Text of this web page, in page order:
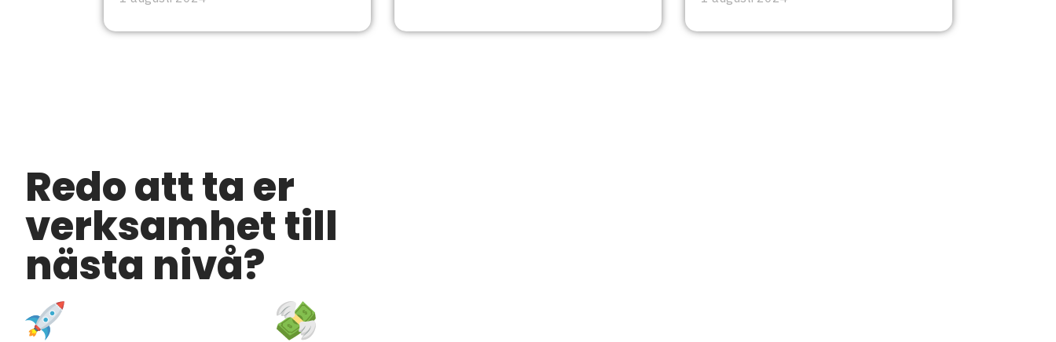
Redo att ta er
verksamhet till
nästa nivå?